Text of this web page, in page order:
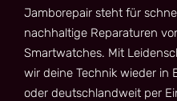
Jamborepair steht für
nachhaltige Reparaturen
Smartwatches. Mit
wir deine Technik wieder in
oder deutschlandweit per